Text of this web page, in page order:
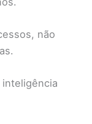
não